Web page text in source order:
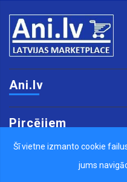
Ani.lv
Pircējiem
Pārdevējiem
Šī vietne izmanto cookie
jums